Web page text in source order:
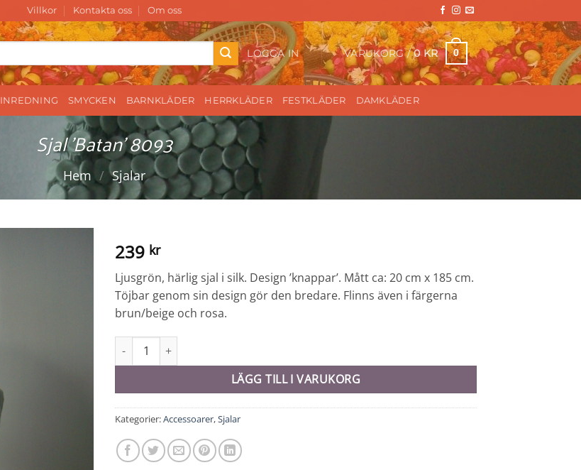
Villkor Kontakta oss Om oss
LOGGA IN VARUKORG /0 KR 0
INREDNING SMYCKEN BARNKLÄDER HERRKLÄDER FESTKLÄDER DAMKLÄDER
Sjal ’Batan’ 8093
Hem / Sjalar
239 kr
Ljusgrön, härlig sjal i silk. Design ’knappar’. Mått ca: 20 cm x 185 cm.
Töjbar genom sin design gör den bredare. Flinns även i färgerna
brun/beige och rosa.
Sjal 'Batan' 8093 mängd
LÄGG TILL I VARUKORG
Kategorier:Accessoarer,Sjalar